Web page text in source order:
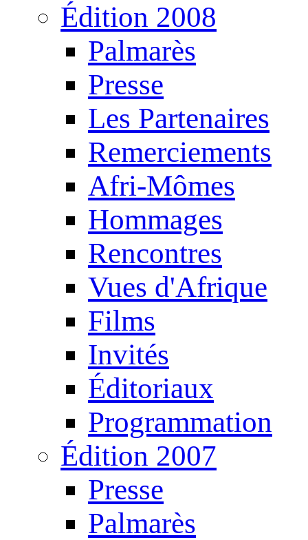
Édition 2008
Palmarès
Presse
Les Partenaires
Remerciements
Afri-Mômes
Hommages
Rencontres
Vues d'Afrique
Films
Invités
Éditoriaux
Programmation
Édition 2007
Presse
Palmarès